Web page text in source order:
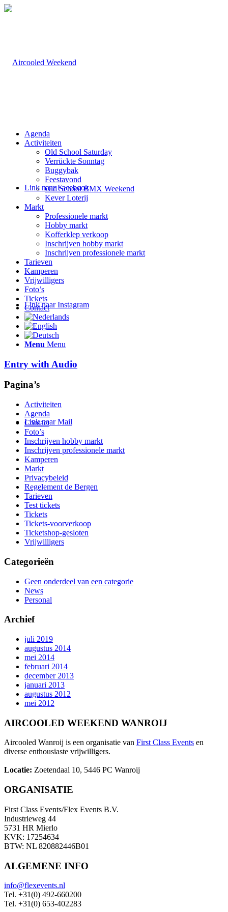
Link naar Facebook
Link naar Instagram
Link naar Mail
Agenda
Activiteiten
Old School Saturday
Verrückte Sonntag
Buggybak
Feestavond
Old School BMX Weekend
Kever Loterij
Markt
Professionele markt
Hobby markt
Kofferklep verkoop
Inschrijven hobby markt
Inschrijven professionele markt
Tarieven
Kamperen
Vrijwilligers
Foto’s
Tickets
Contact
Menu Menu
Entry with Audio
Pagina’s
Activiteiten
Agenda
Contact
Foto’s
Inschrijven hobby markt
Inschrijven professionele markt
Kamperen
Markt
Privacybeleid
Regelement de Bergen
Tarieven
Test tickets
Tickets
Tickets-voorverkoop
Ticketshop-gesloten
Vrijwilligers
Categorieën
Geen onderdeel van een categorie
News
Personal
Archief
juli 2019
augustus 2014
mei 2014
februari 2014
december 2013
januari 2013
augustus 2012
mei 2012
AIRCOOLED WEEKEND WANROIJ
Aircooled Wanroij is een organisatie van First Class Events en
diverse enthousiaste vrijwilligers.
Locatie: Zoetendaal 10, 5446 PC Wanroij
ORGANISATIE
First Class Events/Flex Events B.V.
Industrieweg 44
5731 HR Mierlo
KVK: 17254634
BTW: NL 820882446B01
ALGEMENE INFO
info@flexevents.nl
Tel. +31(0) 492-660200
Tel. +31(0) 653-402283